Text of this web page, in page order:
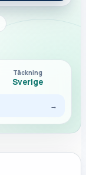
Täckning
Sverige
→